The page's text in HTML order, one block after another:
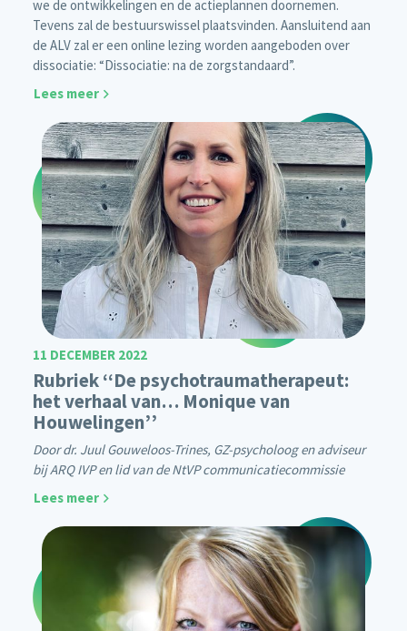
we de ontwikkelingen en de actieplannen doornemen.
Tevens zal de bestuurswissel plaatsvinden. Aansluitend aan
de ALV zal er een online lezing worden aangeboden over
dissociatie: “Dissociatie: na de zorgstandaard”.
Lees meer
11 DECEMBER 2022
Rubriek ‘‘De psychotraumatherapeut:
het verhaal van… Monique van
Houwelingen’’
Door dr. Juul Gouweloos-Trines, GZ-psycholoog en adviseur
bij ARQ IVP en lid van de NtVP communicatiecommissie
Lees meer